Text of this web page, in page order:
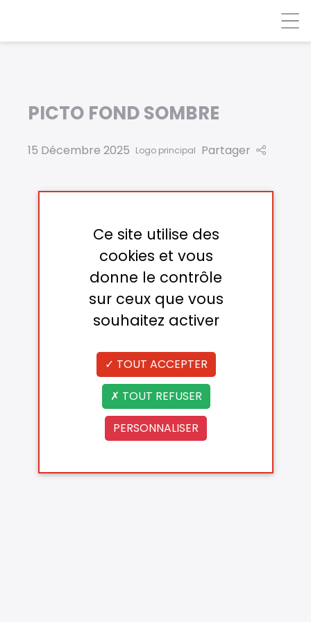
PICTO FOND SOMBRE
15 Décembre 2025 Logo principal Partager
Ce site utilise des
cookies et vous
donne le contrôle
sur ceux que vous
souhaitez activer
TOUT ACCEPTER
TOUT REFUSER
PERSONNALISER